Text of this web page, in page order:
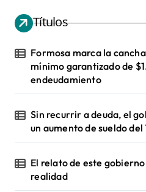
Títulos
Formosa marca la
mínimo garantizado de
endeudamiento
Sin recurrir a deuda, el
un aumento de sueldo del
El relato de este
realidad